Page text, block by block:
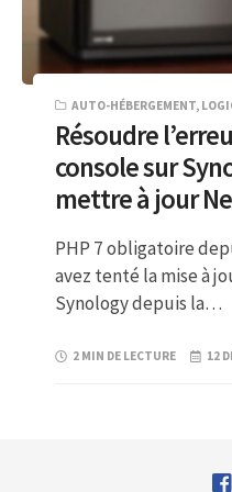
AUTO-HÉBERGEMENT,
Résoudre
console sur
mettre à jour
PHP 7 obligatoire
avez tenté la mise à
Synology depuis la…
2 MIN DE LECTURE 12